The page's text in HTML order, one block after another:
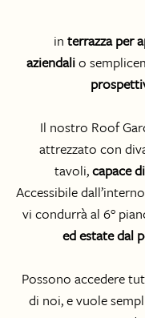
in terrazza per
aziendalio
Il nostro Roof
attrezzato con
tavoli,capace
Accessibile
vi condurrà al 6°
ed estate dal
Possono accedere
di noi, e vuole